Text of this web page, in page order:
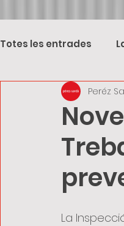
Totes les entrades
Peréz
La